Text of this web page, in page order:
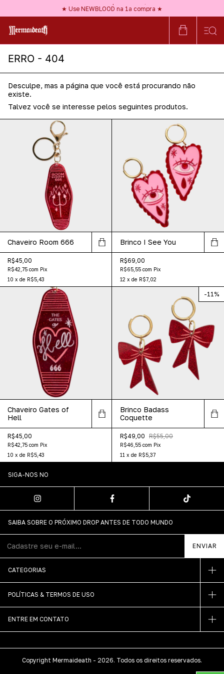
★ Use NEWBLOOD na 1ª compra ★
★ Nossos acessórios são HIPOALERGÊNICOS ★
ERRO - 404
Desculpe, mas a página que você está procurando não
existe.
Talvez você se interesse pelos seguintes produtos.
Chaveiro Room 666
R$45,00
R$42,75 com Pix
10 x de R$5,43
Brinco I See You
R$69,00
R$65,55 com Pix
12 x de R$7,02
Chaveiro Gates of
Hell
R$45,00
R$42,75 com Pix
10 x de R$5,43
-11%
Brinco Badass
Coquette
R$49,00 R$55,00
R$46,55 com Pix
11 x de R$5,37
SIGA-NOS NO
SAIBA SOBRE O PRÓXIMO DROP ANTES DE TODO MUNDO
CATEGORIAS
POLÍTICAS & TERMOS DE USO
ENTRE EM CONTATO
Copyright Mermaideath - 2026. Todos os direitos reservados.